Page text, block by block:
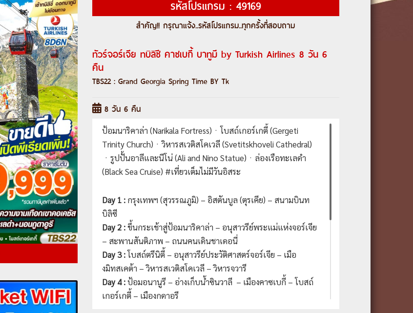
รหัสโปรแกรม : 49169
สำคัญ!! กรุณาแจ้ง..รหัสโปรแกรม..ทุกครั้งที่สอบถาม
ทัวร์จอร์เจีย ทบิลิซี คาซเบกี้ บาทูมี by Turkish Airlines 8 วัน 6
คืน
TBS22 : Grand Georgia Spring Time BY Tk
8 วัน 6 คืน
ป้อมนาริคาล่า (Narikala Fortress)ㆍโบสถ์เกอร์เกตี้ (Gergeti
Trinity Church)ㆍวิหารสเวติสโคเวลี (Svetitskhoveli Cathedral)
ㆍรูปปั้นอาลีและนีโน่ (Ali and Nino Statue)ㆍล่องเรือทะเลดำ
(Black Sea Cruise) #เที่ยวเต็มไม่มีวันอิสระ
Day 1 : กรุงเทพฯ (สุวรรณภูมิ) – อิสตันบูล (ตุรเคีย) – สนามบินท
บิลิซี
Day 2 :ขึ้นกระเช้าสู่ป้อมนาริคาล่า – อนุสาวรีย์พระแม่แห่งจอร์เจีย
– สะพานสันติภาพ – ถนนคนเดินชาเดอนี่
Day 3 :โบสถ์ตรีนิตี้ – อนุสาวรีย์ประวัติศาสตร์จอร์เจีย – เมือ
งมิทสเคต้า – วิหารสเวติสโคเวลี – วิหารจวารี
Day 4 :ป้อมอนานูรี – อ่างเก็บน้ำซินวาลี – เมืองคาซเบกี้ – โบสถ์
เกอร์เกตี้ – เมืองกูดาอูรี